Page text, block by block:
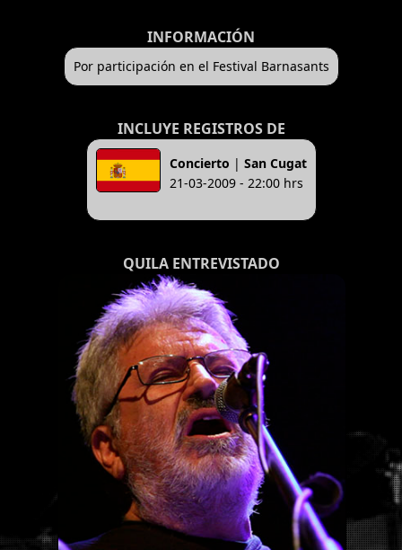
INFORMACIÓN
Por participación en el Festival Barnasants
INCLUYE REGISTROS DE
Concierto | San Cugat
21-03-2009 - 22:00 hrs
QUILA ENTREVISTADO